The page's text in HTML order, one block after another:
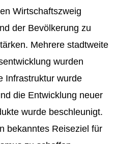
Wirtschaftszweig
der Bevölkerung zu
Mehrere stadtweite
wurden
Infrastruktur wurde
die Entwicklung neuer
wurde beschleunigt.
bekanntes Reiseziel für